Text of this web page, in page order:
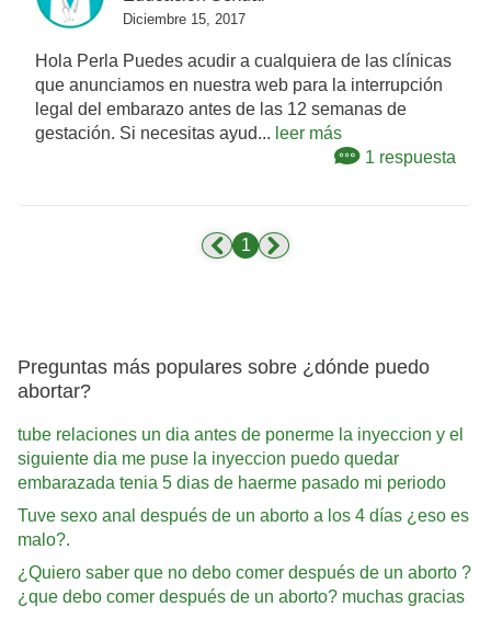
Diciembre 15, 2017
Hola Perla Puedes acudir a cualquiera de las clínicas
que anunciamos en nuestra web para la interrupción
legal del embarazo antes de las 12 semanas de
gestación. Si necesitas ayud... leer más
1 respuesta
1
Preguntas más populares sobre ¿dónde puedo
abortar?
tube relaciones un dia antes de ponerme la inyeccion y el
siguiente dia me puse la inyeccion puedo quedar
embarazada tenia 5 dias de haerme pasado mi periodo
Tuve sexo anal después de un aborto a los 4 días ¿eso es
malo?.
¿Quiero saber que no debo comer después de un aborto ?
¿que debo comer después de un aborto? muchas gracias